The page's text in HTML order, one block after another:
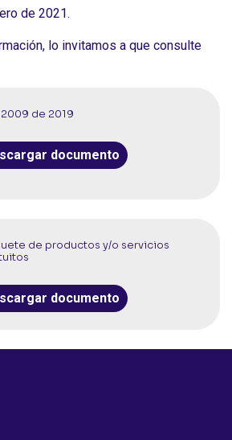
de 2021.
lo invitamos a que consulte
2009 de 2019
documento
de productos y/o servicios
documento